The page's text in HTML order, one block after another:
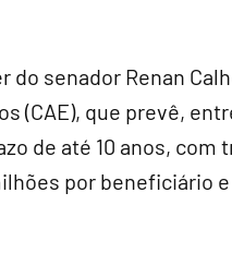
do senador Renan
(CAE), que prevê,
de até 10 anos, com
por beneficiário